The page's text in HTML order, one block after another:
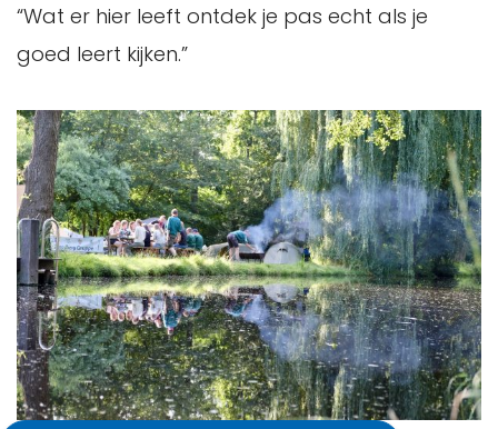
“Wat er hier leeft ontdek je pas echt als je
goed leert kijken.”